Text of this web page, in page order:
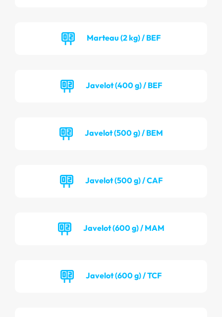
Marteau (2 kg) / BEF
Javelot (400 g) / BEF
Javelot (500 g) / BEM
Javelot (500 g) / CAF
Javelot (600 g) / MAM
Javelot (600 g) / TCF